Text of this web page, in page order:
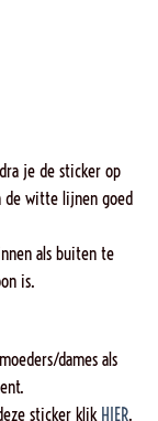
je de sticker op
de witte lijnen goed
als buiten te
is.
dames als
sticker klik HIER.